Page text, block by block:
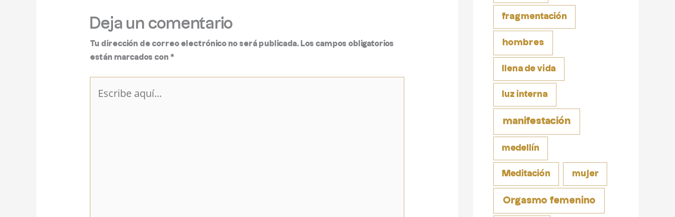
Deja un comentario
Tu dirección de correo electrónico no será publicada. Los campos obligatorios
están marcados con *
aquí...
fragmentación
hombres
llena de vida
luz interna
manifestación
medellín
Meditación mujer
Orgasmo femenino